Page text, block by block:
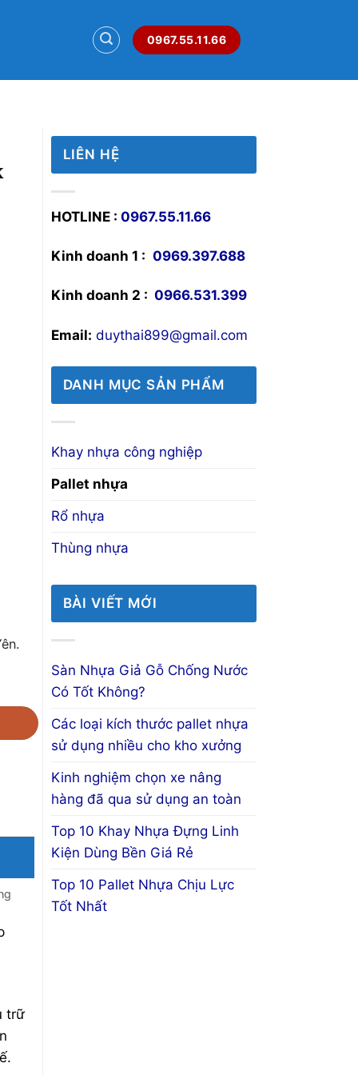
0967.55.11.66
LIÊN HỆ
HOTLINE : 0967.55.11.66
Kinh doanh 1 : 0969.397.688
Kinh doanh 2 : 0966.531.399
Email: duythai899@gmail.com
DANH MỤC SẢN PHẨM
Khay nhựa công nghiệp
Pallet nhựa
Rổ nhựa
Thùng nhựa
BÀI VIẾT MỚI
Sàn Nhựa Giả Gỗ Chống Nước
Có Tốt Không?
Các loại kích thước pallet nhựa
sử dụng nhiều cho kho xưởng
Kinh nghiệm chọn xe nâng
hàng đã qua sử dụng an toàn
Top 10 Khay Nhựa Đựng Linh
Kiện Dùng Bền Giá Rẻ
Top 10 Pallet Nhựa Chịu Lực
Tốt Nhất
trữ